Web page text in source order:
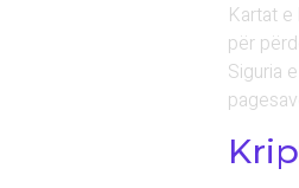
Kartat
për
Siguria